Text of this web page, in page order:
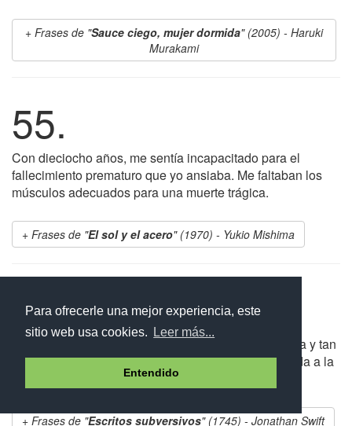
Para ofrecerle una mejor experiencia, este
sitio web usa cookies.
Leer más...
Entendido
Frases de "Sauce ciego, mujer dormida" (2005) - Haruki
Murakami
55.
Con dieciocho años, me sentía incapacitado para el
fallecimiento prematuro que yo ansiaba. Me faltaban los
músculos adecuados para una muerte trágica.
Frases de "El sol y el acero" (1970) - Yukio Mishima
56.
Es imposible que una cosa tan natural, tan necesaria y tan
universal como la muerte pueda haber sido destinada a la
humanidad, por la providencia, como un mal.
Frases de "Escritos subversivos" (1745) - Jonathan Swift